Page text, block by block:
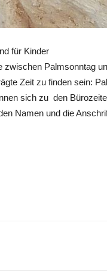
für Kinder
Palmsonntag
Zeit zu finden sein:
sich zu den
Namen und die